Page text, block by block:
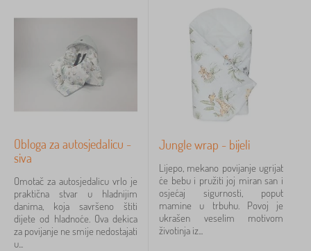
Obloga za autosjedalicu -
siva
Omotač za autosjedalicu vrlo je
praktična stvar u hladnijim
danima, koja savršeno štiti
dijete od hladnoće. Ova dekica
za povijanje ne smije nedostajati
u...
Jungle wrap - bijeli
Lijepo, mekano povijanje ugrijat
će bebu i pružiti joj miran san i
osjećaj sigurnosti, poput
mamine u trbuhu. Povoj je
ukrašen veselim motivom
životinja iz...